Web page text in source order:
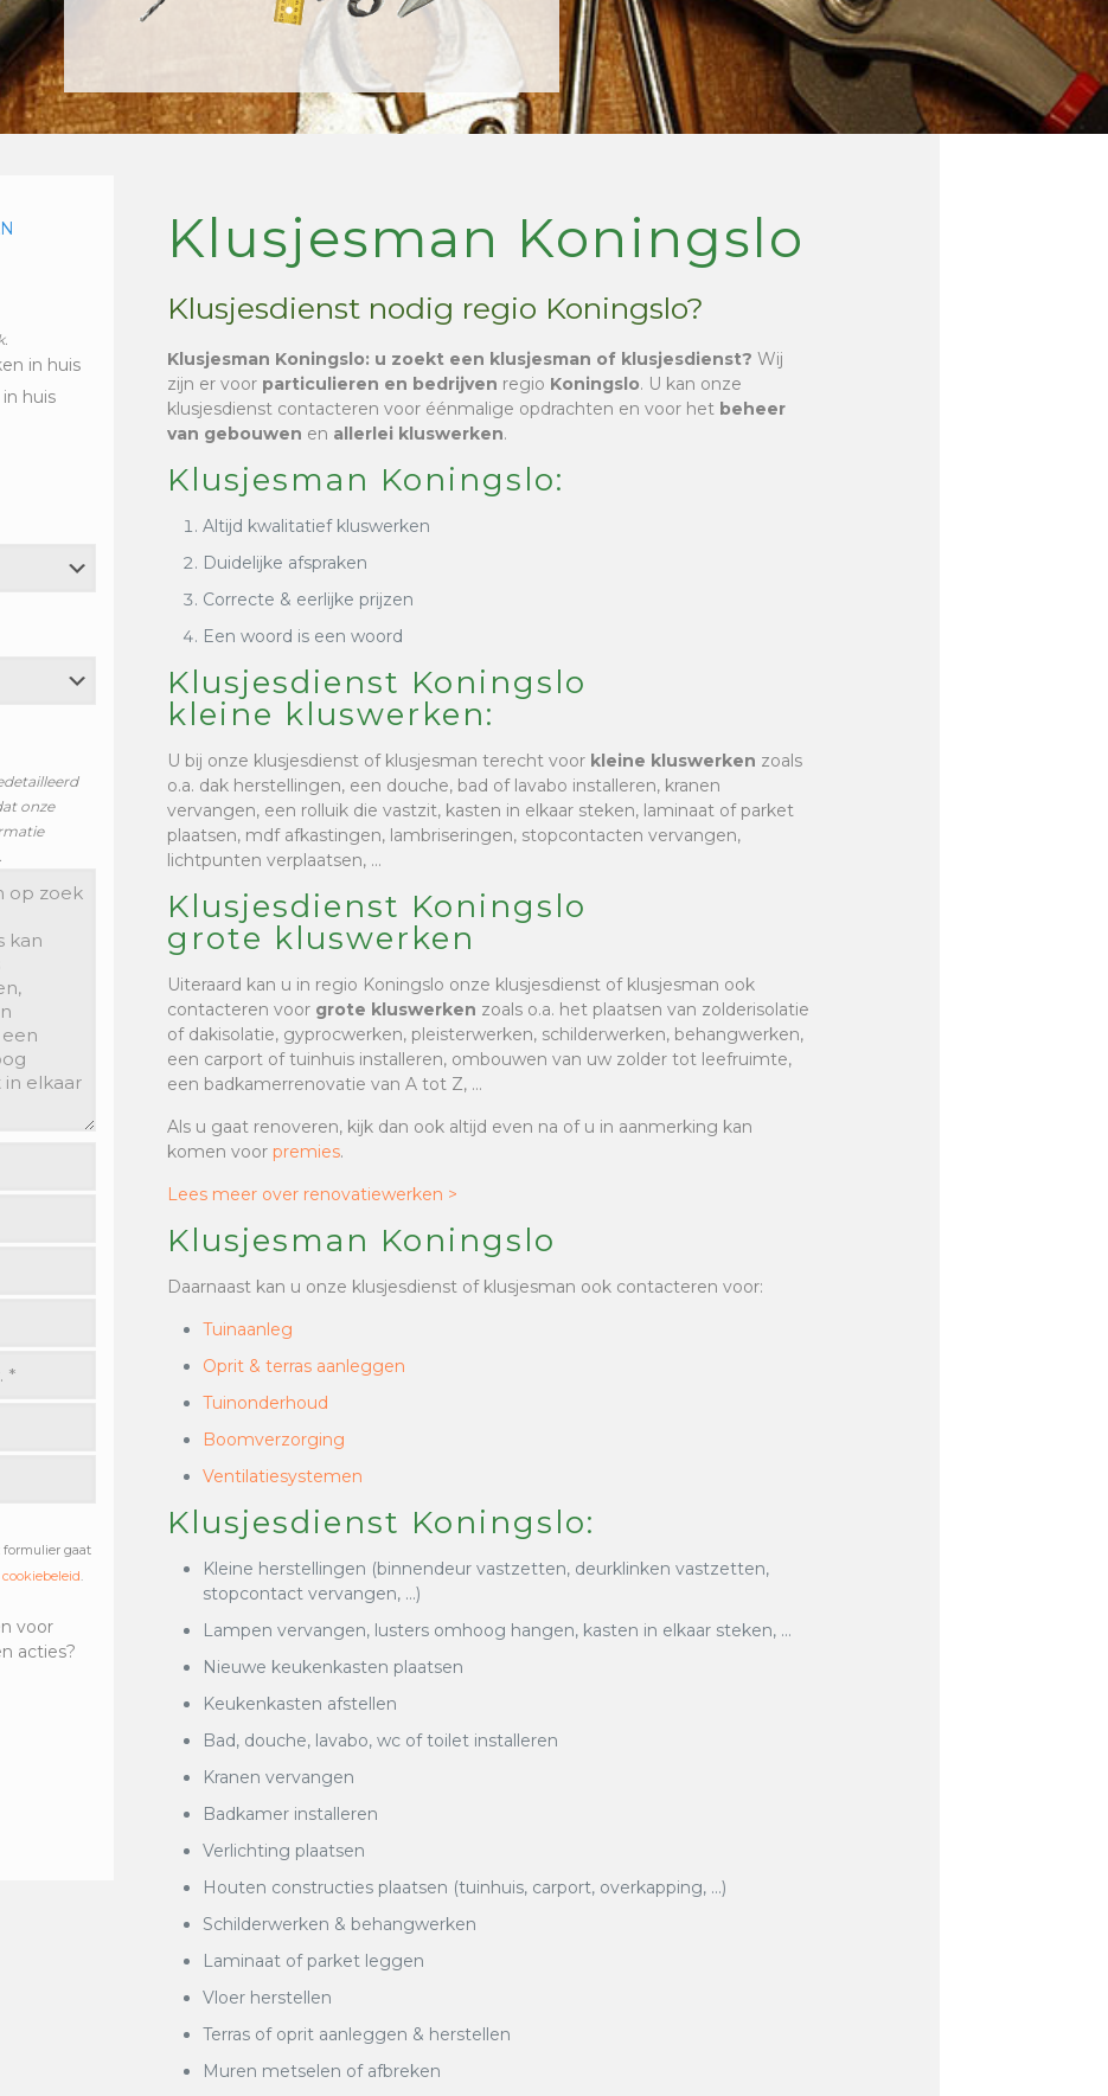
in huis
huis
onze
gaat
.
voor
acties?
Klusjesman Koningslo
Klusjesdienst nodig regio Koningslo?
Klusjesman Koningslo: u zoekt een klusjesman of klusjesdienst? Wij
zijn er voor particulieren en bedrijven regio Koningslo. U kan onze
klusjesdienst contacteren voor éénmalige opdrachten en voor het beheer
van gebouwen en allerlei kluswerken.
Klusjesman Koningslo:
Altijd kwalitatief kluswerken
Duidelijke afspraken
Correcte & eerlijke prijzen
Een woord is een woord
Klusjesdienst Koningslo
kleine kluswerken:
U bij onze klusjesdienst of klusjesman terecht voor kleine kluswerken zoals
o.a. dak herstellingen, een douche, bad of lavabo installeren, kranen
vervangen, een rolluik die vastzit, kasten in elkaar steken, laminaat of parket
plaatsen, mdf afkastingen, lambriseringen, stopcontacten vervangen,
lichtpunten verplaatsen, …
Klusjesdienst Koningslo
grote kluswerken
Uiteraard kan u in regio Koningslo onze klusjesdienst of klusjesman ook
contacteren voor grote kluswerken zoals o.a. het plaatsen van zolderisolatie
of dakisolatie, gyprocwerken, pleisterwerken, schilderwerken, behangwerken,
een carport of tuinhuis installeren, ombouwen van uw zolder tot leefruimte,
een badkamerrenovatie van A tot Z, …
Als u gaat renoveren, kijk dan ook altijd even na of u in aanmerking kan
komen voorpremies.
Lees meer over renovatiewerken >
Klusjesman Koningslo
Daarnaast kan u onze klusjesdienst of klusjesman ook contacteren voor:
Tuinaanleg
Oprit & terras aanleggen
Tuinonderhoud
Boomverzorging
Ventilatiesystemen
Klusjesdienst Koningslo:
Kleine herstellingen (binnendeur vastzetten, deurklinken vastzetten,
stopcontact vervangen, …)
Lampen vervangen, lusters omhoog hangen, kasten in elkaar steken, …
Nieuwe keukenkasten plaatsen
Keukenkasten afstellen
Bad, douche, lavabo, wc of toilet installeren
Kranen vervangen
Badkamer installeren
Verlichting plaatsen
Houten constructies plaatsen (tuinhuis, carport, overkapping, …)
Schilderwerken & behangwerken
Laminaat of parket leggen
Vloer herstellen
Terras of oprit aanleggen & herstellen
Muren metselen of afbreken